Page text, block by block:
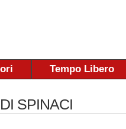
Tempo Libero
SPINACI